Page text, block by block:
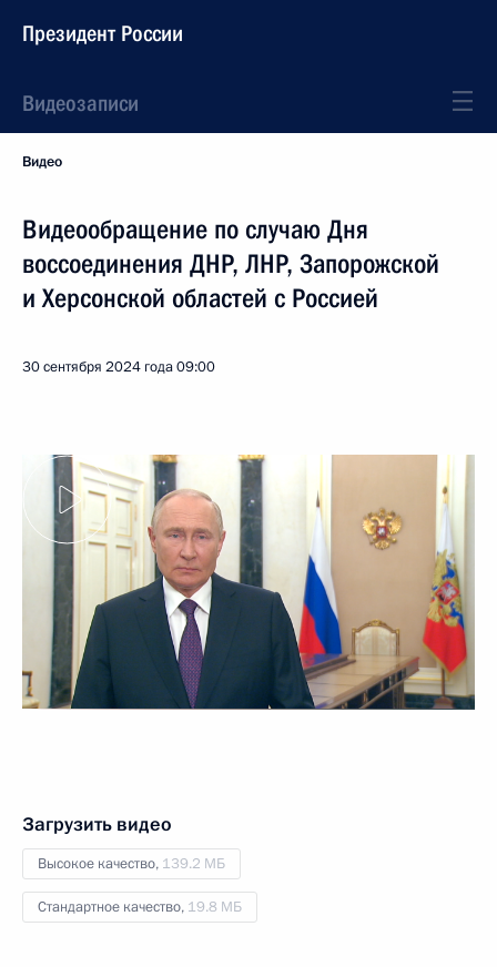
Президент России
Видеозаписи
Видео
Видеообращение по случаю Дня
воссоединения ДНР, ЛНР, Запорожской
и Херсонской областей с Россией
30 сентября 2024 года09:00
Загрузить видео
Высокое качество, 139.2 МБ
Стандартное качество, 19.8 МБ